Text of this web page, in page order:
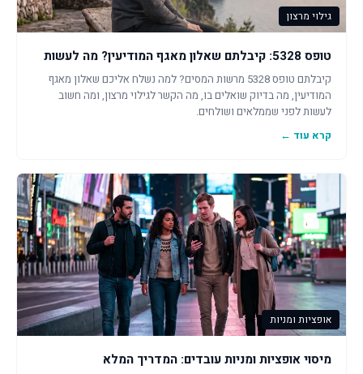
גילוי מרצון
טופס 5328: קיבלתם שאלון מאגף המודיעין? מה לעשות
קיבלתם טופס 5328 מרשות המסים? למה נשלח אליכם שאלון מאגף
המודיעין, מה בדיוק שואלים בו, מה הקשר לגילוי מרצון, ומה חשוב
לעשות לפני שממלאים ושולחים.
קרא עוד ←
אופציות ומניות
מיסוי אופציות ומניות עובדים: המדריך המלא